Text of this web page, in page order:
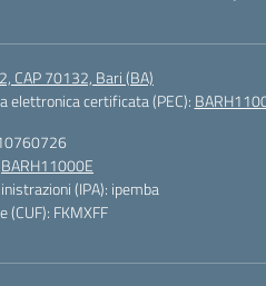
CAP 70132, Bari (BA)
elettronica certificata (PEC):
BARH11000E
(IPA): ipemba
(CUF): FKMXFF